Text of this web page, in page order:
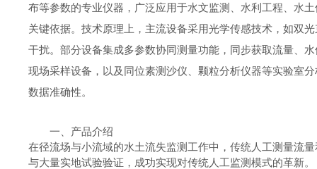
布等参数的专业仪器，广泛应用于水文监测、水利工程、水
关键依据。技术原理上，主流设备采用光学传感技术，如双
干扰。部分设备集成多参数协同测量功能，同步获取流量、
现场采样设备，以及同位素测沙仪、颗粒分析仪器等实验室
数据准确性。
一、产品介绍
在径流场与小流域的水土流失监测工作中，传统人工测量流
与大量实地试验验证，成功实现对传统人工监测模式的革新。